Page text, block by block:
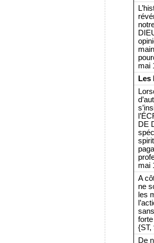
mai
DE
mai
A
ne
les
{ST,
De